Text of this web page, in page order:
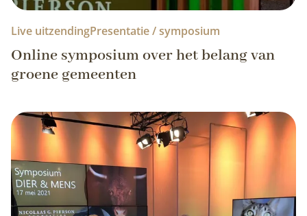
Live uitzendingPresentatie / symposium
Online symposium over het belang van
groene gemeenten